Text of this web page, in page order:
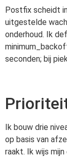
Postfix scheidt
uitgestelde
onderhoud. Ik
seconden; bij
Ik bouw drie
op basis van
raakt. Ik wijs